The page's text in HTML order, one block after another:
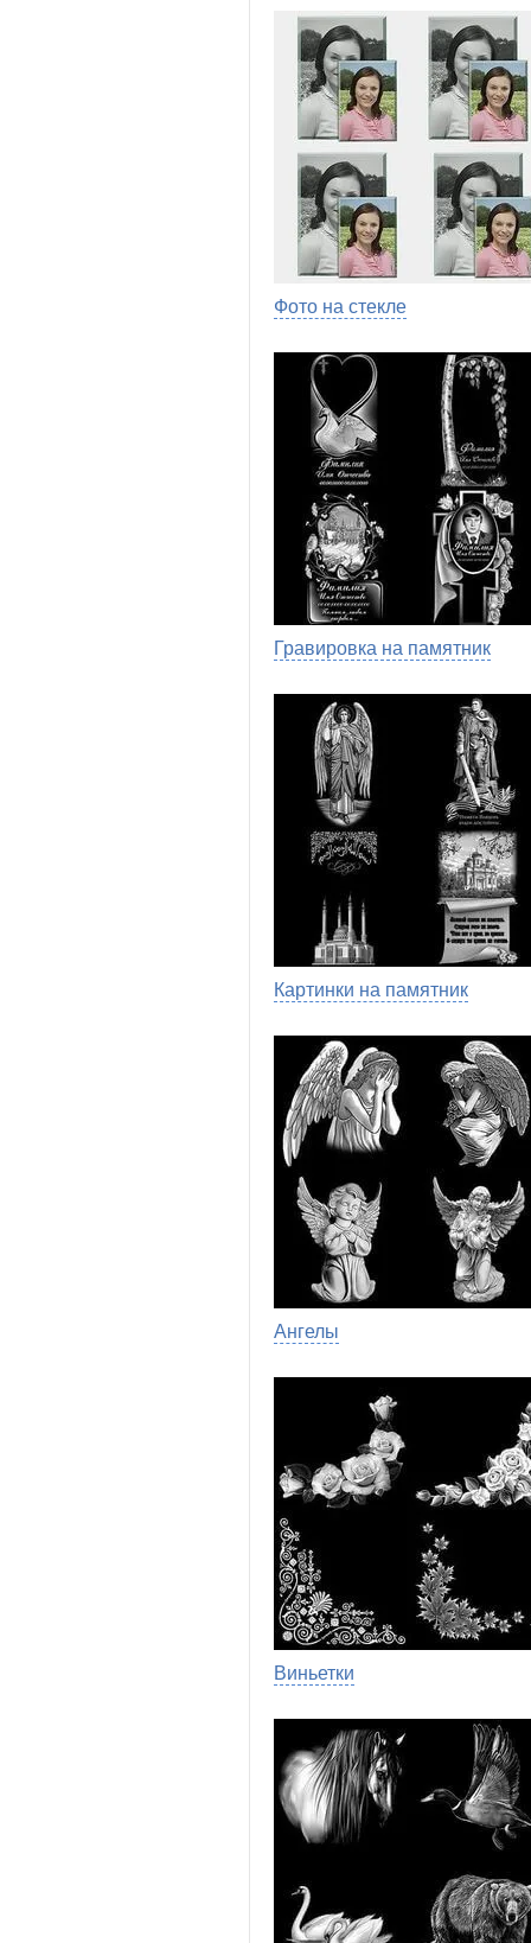
Фото на стекле
Гравировка на памятник
Картинки на памятник
Ангелы
Виньетки